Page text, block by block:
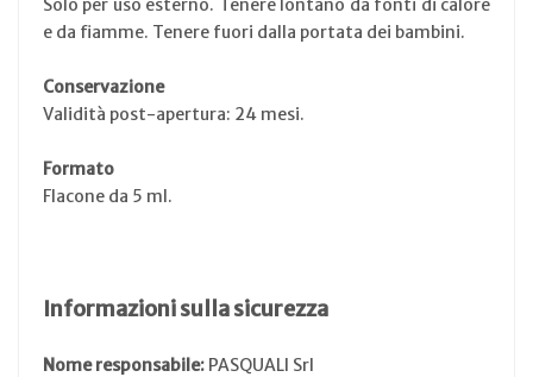
Solo per uso esterno. Tenere lontano da fonti di calore
e da fiamme. Tenere fuori dalla portata dei bambini.
Conservazione
Validità post-apertura: 24 mesi.
Formato
Flacone da 5 ml.
Informazioni sulla sicurezza
Nome responsabile: PASQUALI Srl